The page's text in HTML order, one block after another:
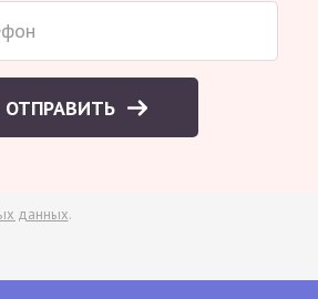
ОТПРАВИТЬ
данных.